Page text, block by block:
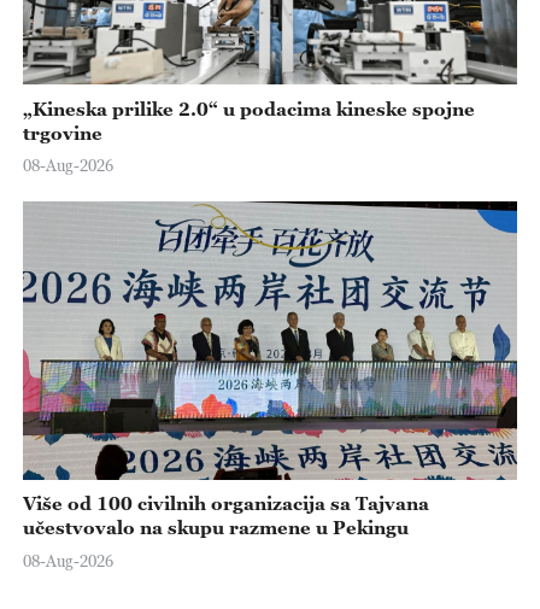
„Kineska prilike 2.0“ u podacima kineske spojne
trgovine
08-Aug-2026
Više od 100 civilnih organizacija sa Tajvana
učestvovalo na skupu razmene u Pekingu
08-Aug-2026